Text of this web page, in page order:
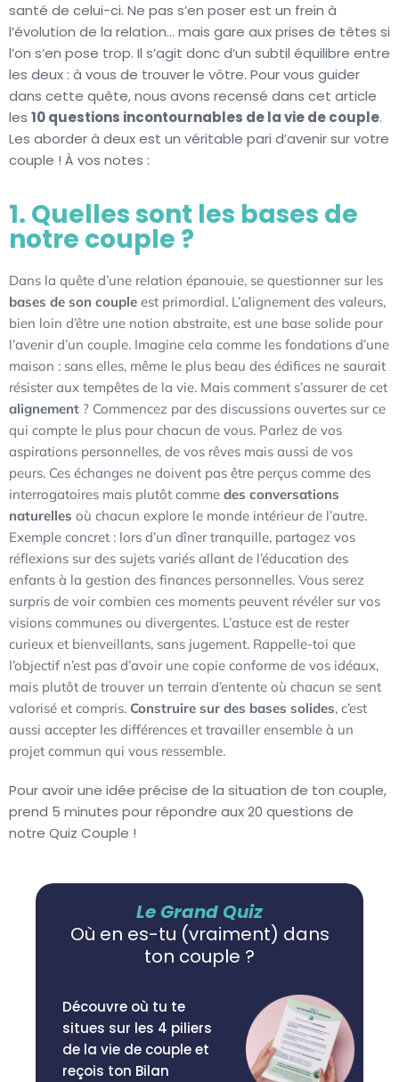
santé de celui-ci. Ne pas s’en poser est un frein à
l’évolution de la relation… mais gare aux prises de têtes si
l’on s’en pose trop. Il s’agit donc d’un subtil équilibre entre
les deux : à vous de trouver le vôtre. Pour vous guider
dans cette quête, nous avons recensé dans cet article
les 10 questions incontournables de la vie de couple.
Les aborder à deux est un véritable pari d’avenir sur votre
couple ! À vos notes :
1. Quelles sont les bases de
notre couple ?
Dans la quête d’une relation épanouie, se questionner sur les
bases de son couple est primordial. L’alignement des valeurs,
bien loin d’être une notion abstraite, est une base solide pour
l’avenir d’un couple. Imagine cela comme les fondations d’une
maison : sans elles, même le plus beau des édifices ne saurait
résister aux tempêtes de la vie. Mais comment s’assurer de cet
alignement ? Commencez par des discussions ouvertes sur ce
qui compte le plus pour chacun de vous. Parlez de vos
aspirations personnelles, de vos rêves mais aussi de vos
peurs. Ces échanges ne doivent pas être perçus comme des
interrogatoires mais plutôt comme des conversations
naturelles où chacun explore le monde intérieur de l’autre.
Exemple concret : lors d’un dîner tranquille, partagez vos
réflexions sur des sujets variés allant de l’éducation des
enfants à la gestion des finances personnelles. Vous serez
surpris de voir combien ces moments peuvent révéler sur vos
visions communes ou divergentes. L’astuce est de rester
curieux et bienveillants, sans jugement. Rappelle-toi que
l’objectif n’est pas d’avoir une copie conforme de vos idéaux,
mais plutôt de trouver un terrain d’entente où chacun se sent
valorisé et compris. Construire sur des bases solides, c’est
aussi accepter les différences et travailler ensemble à un
projet commun qui vous ressemble.
Pour avoir une idée précise de la situation de ton couple,
prend 5 minutes pour répondre aux 20 questions de
notre Quiz Couple !
Le Grand Quiz
Où en es-tu (vraiment) dans
ton couple ?
Découvre où tu te
situes sur les 4 piliers
de la vie de couple et
reçois ton Bilan